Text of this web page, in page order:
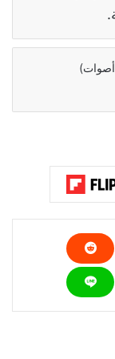
أصوات)